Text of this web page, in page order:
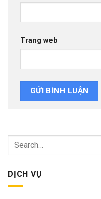
Trang web
DỊCH VỤ